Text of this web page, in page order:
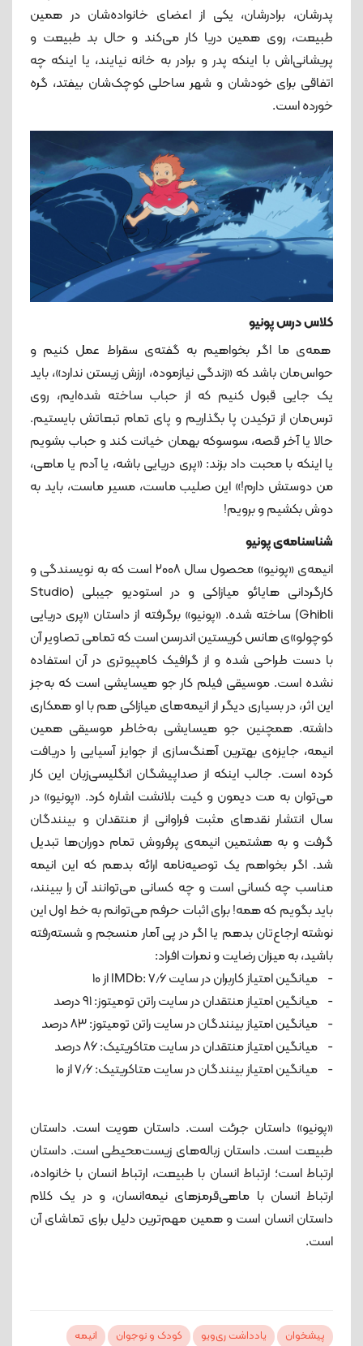
پدرشان، برادرشان، یکی از اعضای خانواده‌شان در همین
طبیعت، روی همین دریا کار می‌کند و حال بد طبیعت و
پریشانی‌اش با اینکه پدر و برادر به خانه نیایند، یا اینکه چه
اتفاقی برای خودشان و شهر ساحلی کوچک‌شان بیفتد، گره
خورده است.
کلاس درس پونیو
همه‌ی ما اگر بخواهیم به گفته‌ی سقراط عمل کنیم و
حواس‌مان باشد که «زندگی نیازموده، ارزش زیستن ندارد»، باید
یک جایی قبول کنیم که از حباب ساخته شده‌ایم، روی
ترس‌مان از ترکیدن پا بگذاریم و پای تمام تبعاتش بایستیم.
حالا یا آخر قصه، سوسوکه بهمان خیانت کند و حباب بشویم
یا اینکه با محبت داد بزند: «پری دریایی باشه، یا آدم یا ماهی،
من دوستش دارم!» این صلیب ماست، مسیر ماست، باید به
دوش بکشیم و برویم!
شناسنامه‌‌ی پونیو
انیمه‌ی «پونیو» محصول سال ۲۰۰۸ است که به نویسندگی و
کارگردانی هایائو میازاکی و در استودیو جیبلی (Studio
Ghibli) ساخته شده. «پونیو» برگرفته از داستان «پری دریایی
کوچولو»ی هانس کریستین اندرسن است که تمامی تصاویر آن
با دست طراحی شده و از گرافیک کامپیوتری در آن استفاده
نشده است. موسیقی فیلم کار جو هیسایشی است که به‌جز
این اثر، در بسیاری دیگر از انیمه‌های میازاکی هم با او همکاری
داشته. همچنین جو هیسایشی به‌خاطر موسیقی همین
انیمه، جایزه‌ی بهترین آهنگ‌سازی از جوایز آسیایی را دریافت
کرده است. جالب اینکه از صداپیشگان انگلیسی‌زبان این کار
می‌توان به مت دیمون و کیت بلانشت اشاره کرد. «پونیو» در
سال انتشار نقدهای مثبت فراوانی از منتقدان و بینندگان
گرفت و به هشتمین انیمه‌ی پرفروش تمام دوران‌ها تبدیل
شد. اگر بخواهم یک توصیه‌نامه ارائه بدهم که این انیمه
مناسب چه کسانی است و چه کسانی می‌توانند آن را ببینند،
باید بگویم که همه! برای اثبات حرفم می‌توانم به خط اول این
نوشته ارجاع‌تان بدهم یا اگر در پی آمار منسجم و شسته‌رفته
باشید، به میزان رضایت و نمرات افراد:
- میانگین امتیاز کاربران در سایت ‌IMDb: ۷٫۶ از ۱۰
- میانگین امتیاز منتقدان در سایت راتن تومیتوز: ۹۱ درصد
- میانگین امتیاز بینندگان در سایت راتن تومیتوز: ۸۳ درصد
- میانگین امتیاز منتقدان در سایت متاکریتیک: ۸۶ درصد
- میانگین امتیاز بینندگان در سایت متاکریتیک: ۷٫۶ از ۱۰
«پونیو» داستان جرئت است. داستان هویت است. داستان
طبیعت است. داستان زباله‌های زیست‌محیطی است. داستان
ارتباط است؛ ارتباط انسان با طبیعت، ارتباط انسان با خانواده،
ارتباط انسان با ماهی‌قرمزهای نیمه‌انسان، و در یک کلام
داستان انسان است و همین مهم‌ترین دلیل برای تماشای آن
است.
پیشخوان یادداشت ری‌ویو کودک و نوجوان
انیمه